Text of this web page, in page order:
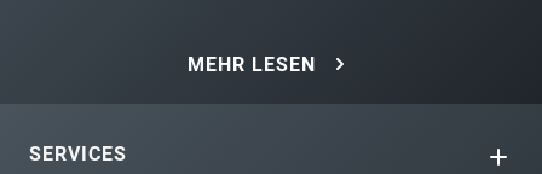
MEHR LESEN
SERVICES